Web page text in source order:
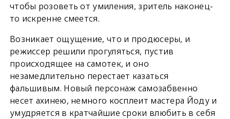
чтобы розоветь от умиления, зритель наконец-
то искренне смеется.
Возникает ощущение, что и продюсеры, и
режиссер решили прогуляться, пустив
происходящее на самотек, и оно
незамедлительно перестает казаться
фальшивым. Новый персонаж самозабвенно
несет ахинею, немного косплеит мастера Йоду и
умудряется в кратчайшие сроки влюбить в себя